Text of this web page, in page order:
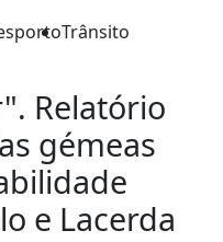
Trânsito
Relatório
gémeas
e Lacerda